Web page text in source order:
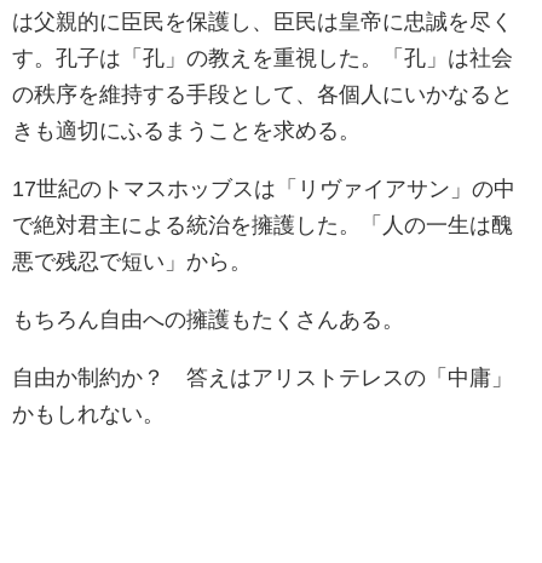
は父親的に臣民を保護し、臣民は皇帝に忠誠を尽く
す。孔子は「孔」の教えを重視した。「孔」は社会
の秩序を維持する手段として、各個人にいかなると
きも適切にふるまうことを求める。
17世紀のトマスホッブスは「リヴァイアサン」の中
で絶対君主による統治を擁護した。「人の一生は醜
悪で残忍で短い」から。
もちろん自由への擁護もたくさんある。
自由か制約か？ 答えはアリストテレスの「中庸」
かもしれない。